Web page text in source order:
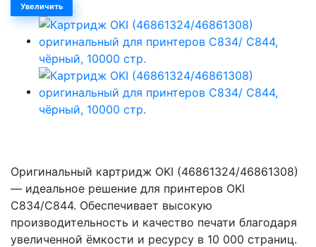
Увеличить
Оригинальный картридж OKI (46861324/46861308)
— идеальное решение для принтеров OKI
C834/C844. Обеспечивает высокую
производительность и качество печати благодаря
увеличенной ёмкости и ресурсу в 10 000 страниц.